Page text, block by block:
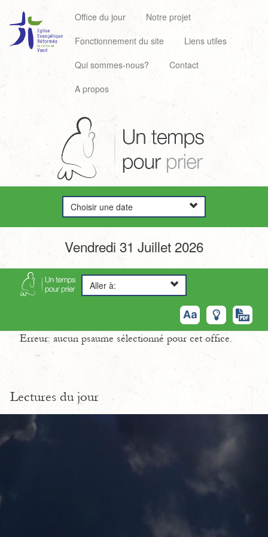
Office du jour
Notre projet
Fonctionnement du site
Liens utiles
Qui sommes-nous?
Contact
A propos
Choisir une date
Vendredi 31 Juillet 2026
Aller à:
Erreur: aucun psaume sélectionné pour cet office.
Lectures du jour